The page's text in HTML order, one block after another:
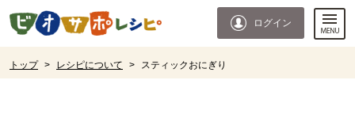
ページの先頭です。
ログイン
トップ > レシピについて > スティックおにぎり